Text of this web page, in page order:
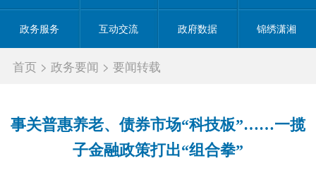
政务服务 互动交流 政府数据 锦绣潇湘
首页 >政务要闻 >要闻转载
事关普惠养老、债券市场“科技板”……一揽
子金融政策打出“组合拳”